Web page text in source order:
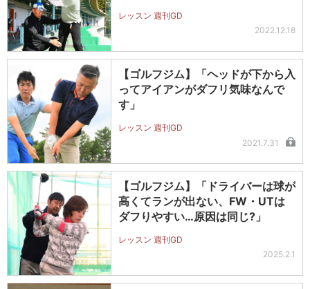
レッスン 週刊GD
2022.12.18
【ゴルフジム】「ヘッドが下から入
ってアイアンがダフリ気味なんで
す」
レッスン 週刊GD
2021.7.31
【ゴルフジム】「ドライバーは球が
高くてランが出ない、FW・UTは
ダフりやすい…原因は同じ?」
レッスン 週刊GD
2025.2.1